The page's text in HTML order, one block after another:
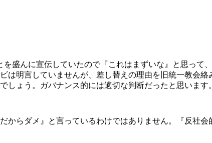
盛んに宣伝していたので『これはまずいな』と思って
明言していませんが、差し替えの理由を旧統一教会
しょう。ガバナンス的には適切な判断だったと思います。
らダメ』と言っているわけではありません。『反社